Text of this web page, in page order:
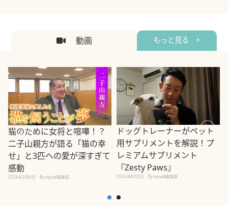
動画 もっと見る +
猫のために女将と喧嘩！？
二子山親方が語る「猫の幸
せ」と3匹への愛が深すぎて
感動
2026年2月4日 By equall編集部
ドッグトレーナーがペット
用サプリメントを解説！プ
レミアムサプリメント
『Zesty Paws』
2025年8月8日 By equall編集部